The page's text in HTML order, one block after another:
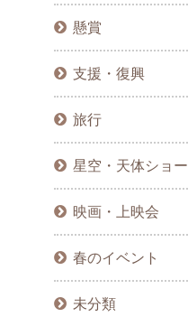
懸賞
支援・復興
旅行
星空・天体ショー
映画・上映会
春のイベント
未分類